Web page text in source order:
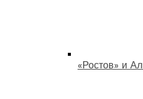
«Ростов» и